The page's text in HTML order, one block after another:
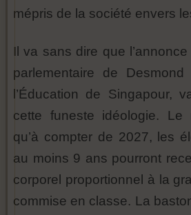
mépris de la société envers
Il va sans dire que
parlementaire de
l’Éducation de Singapour,
cette funeste idéologie. Le
qu’à compter de 2027, les
au moins 9 ans pourront
corporel proportionnel à la
commise en classe. La